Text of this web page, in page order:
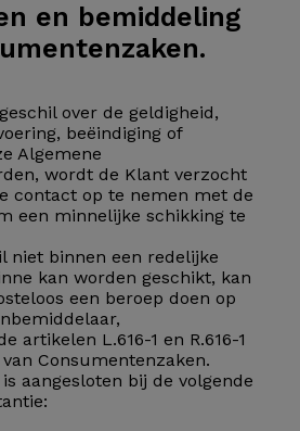
en bemiddeling
over de geldigheid,
beëindiging of
Algemene
wordt de Klant verzocht
contact op te nemen met de
een minnelijke schikking te
niet binnen een redelijke
kan worden geschikt, kan
een beroep doen op
artikelen L.616-1 en R.616-1
Consumentenzaken.
aangesloten bij de volgende